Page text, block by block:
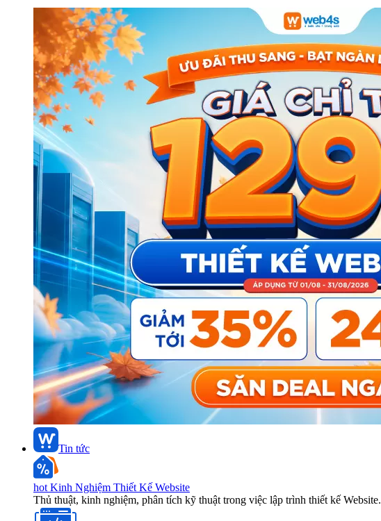
Tin tức
hot Kinh Nghiệm Thiết Kế Website
Thủ thuật, kinh nghiệm, phân tích kỹ thuật trong việc lập trình thiết kế Website.